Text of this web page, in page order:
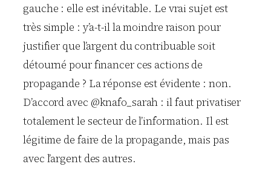
gauche : elle est inévitable. Le vrai sujet est
très simple : y’a-t-il la moindre raison pour
justifier que l’argent du contribuable soit
détourné pour financer ces actions de
propagande ? La réponse est évidente : non.
D’accord avec @knafo_sarah : il faut privatiser
totalement le secteur de l’information. Il est
légitime de faire de la propagande, mais pas
avec l’argent des autres.